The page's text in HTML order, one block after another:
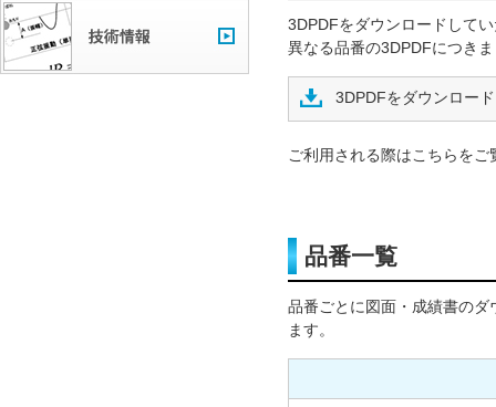
3DPDFをダウンロードして
異なる品番の3DPDFにつき
3DPDFをダウンロード
ご利用される際はこちらをご
品番一覧
品番ごとに図面・成績書のダ
ます。